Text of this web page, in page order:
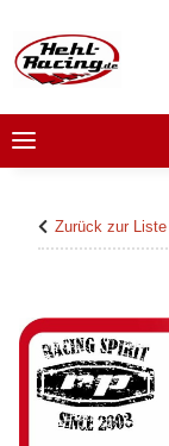
Zurück zur Liste